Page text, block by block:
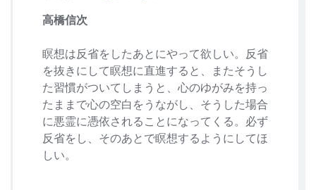
高橋信次
瞑想は反省をしたあとにやって欲しい。反省
を抜きにして瞑想に直進すると、またそうし
た習慣がついてしまうと、心のゆがみを持っ
たままで心の空白をうながし、そうした場合
に悪霊に憑依されることになってくる。必ず
反省をし、そのあとで瞑想するようにしてほ
しい。